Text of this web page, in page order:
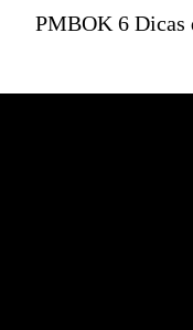
PMBOK 6 Dicas